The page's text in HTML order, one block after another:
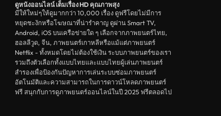
ดูหนังอีโรติก R18+ erotic
บู๊
หนังฝรั่ง
ดูหนังสารคดี Documentary
สยองขวัญ
ดูหนังอินเดีย India
ดูหนังออนไลน์ เต็มเรื่อง HD คุณภาพสุง
มีให้ใหม่ๆให้ดูมากกว่า 10,000 เรื่อง ดูฟรีโดยไม่มีการ
หยุดชะงักหรือโฆษณาที่น่ารำคาญ ดูผ่าน Smart TV,
Android, iOS บนเครือข่ายใด ๆ เลือกจากภาพยนตร์ไทย,
ฮอลลีวูด, จีน, ภาพยนตร์เกาหลีหรือแม้แต่ภาพยนตร์
Netflix - ทั้งหมดโดยไม่ต้องใช้เงิน ระบบภาพยนตร์ของเรา
รวมถึงตัวเลือกทั้งแบบไทยและแบบไทยผู้เล่นภาพยนตร์
สำรองเพื่อป้องกันปัญหาการเล่นระบบซ่อมภาพยนตร์
อัตโนมัติและความสามารถในการดาวน์โหลดภาพยนตร์
ฟรี สนุกกับการดูภาพยนตร์ออนไลน์ในปี 2025 ฟรีตลอดไป